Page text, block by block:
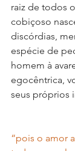
raiz de todos
cobiçoso
discórdias,
espécie de
homem à
egocêntrica,
seus próprios
“pois o amor